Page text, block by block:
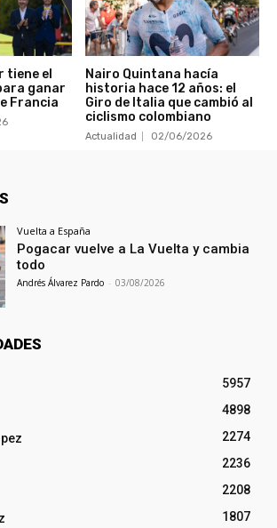
tiene el
ganar
Francia
Nairo Quintana hacía
historia hace 12 años: el
Giro de Italia que cambió al
ciclismo colombiano
Actualidad 02/06/2026
Vuelta a España
Pogacar vuelve a La Vuelta y cambia
todo
Andrés Álvarez Pardo - 03/08/2026
5957
4898
2274
2236
2208
1807